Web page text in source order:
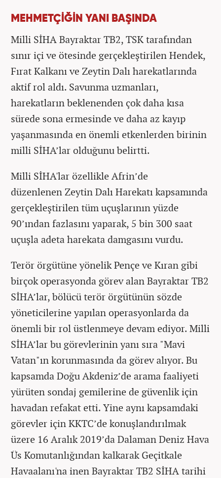
MEHMETÇİĞİN YANI BAŞINDA
Milli SİHA Bayraktar TB2, TSK tarafından
sınır içi ve ötesinde gerçekleştirilen Hendek,
Fırat Kalkanı ve Zeytin Dalı harekatlarında
aktif rol aldı. Savunma uzmanları,
harekatların beklenenden çok daha kısa
sürede sona ermesinde ve daha az kayıp
yaşanmasında en önemli etkenlerden birinin
milli SİHA’lar olduğunu belirtti.
Milli SİHA'lar özellikle Afrin’de
düzenlenen Zeytin Dalı Harekatı kapsamında
gerçekleştirilen tüm uçuşlarının yüzde
90’ından fazlasını yaparak, 5 bin 300 saat
uçuşla adeta harekata damgasını vurdu.
Terör örgütüne yönelik Pençe ve Kıran gibi
birçok operasyonda görev alan Bayraktar TB2
SİHA’lar, bölücü terör örgütünün sözde
yöneticilerine yapılan operasyonlarda da
önemli bir rol üstlenmeye devam ediyor. Milli
SİHA’lar bu görevlerinin yanı sıra "Mavi
Vatan"ın korunmasında da görev alıyor. Bu
kapsamda Doğu Akdeniz’de arama faaliyeti
yürüten sondaj gemilerine de güvenlik için
havadan refakat etti. Yine aynı kapsamdaki
görevler için KKTC’de konuşlandırılmak
üzere 16 Aralık 2019’da Dalaman Deniz Hava
Üs Komutanlığından kalkarak Geçitkale
Havaalanı'na inen Bayraktar TB2 SİHA tarihi